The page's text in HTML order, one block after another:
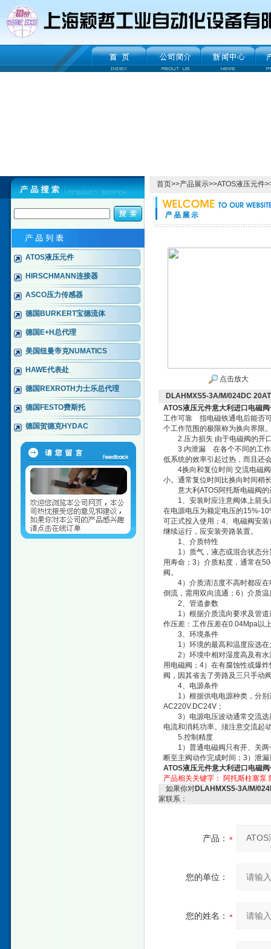
ATOS液压元件
HIRSCHMANN连接器
ASCO压力传感器
德国BURKERT宝德流体
德国E+H总代理
美国纽曼帝克NUMATICS
HAWE代表处
德国REXROTH力士乐总代理
德国FESTO费斯托
德国贺德克HYDAC
首页>>产品展示>>ATOS液压元件
点击放大
DLAHMXS5-3A/M/024DC
ATOS液压元件意大利进口电磁
工作可靠 指电磁铁通电后能否
个工作范围的极限称为换向界限
2.压力损失 由于电磁阀的开口
3.内泄漏 在各个不同的工作位
低系统的效率引起过热，而且还
4换向和复位时间 交流电磁阀
小。通常复位时间比换向时间稍
意大利ATOS阿托斯电磁阀的
1、安装时应注意阀体上箭头
在电源电压为额定电压的15%-
可正式投入使用；4、电磁阀安
继续运行，应安装旁路装置。
1、介质特性
1）质气，液态或混合状态分
用寿命；3）介质粘度，通常在
阀。
4）介质清洁度不高时都应在
倒流，需用双向流通；6）介质
2、管道参数
1）根据介质流向要求及管道
作压差：工作压差在0.04Mpa以
3、环境条件
1）环境的最高和温度应选在
2）环境中相对湿度高及有水
用电磁阀；4）在有腐蚀性或爆
阀，因其省去了旁路及三只手动
4、电源条件
1）根据供电电源种类，分别
AC220V.DC24V；
3）电源电压波动通常交流选
电流和消耗功率。须注意交流起
5.控制精度
1）普通电磁阀只有开、关两
断至主阀动作完成时间；3）泄
ATOS液压元件意大利进口电磁
产品相关关键字：
阿托斯柱塞泵
如果你对DLAHMXS5-3A/M/
家联系：
产品：
您的单位：
您的姓名：